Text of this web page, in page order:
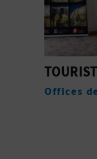
URBANO